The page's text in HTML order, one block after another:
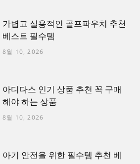
가볍고 실용적인 골프파우치 추천
베스트 필수템
8월 10, 2026
아디다스 인기 상품 추천 꼭 구매
해야 하는 상품
8월 10, 2026
아기 안전을 위한 필수템 추천 베